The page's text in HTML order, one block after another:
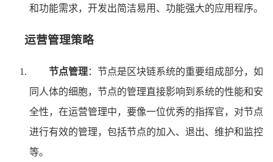
和功能需求，开发出简洁易用、功能强大的应用程序。
运营管理策略
节点管理：节点是区块链系统的重要组成部分，如
同人体的细胞，节点的管理直接影响到系统的性能和安
全性，在运营管理中，要像一位优秀的指挥官，对节点
进行有效的管理，包括节点的加入、退出、维护和监控
等。